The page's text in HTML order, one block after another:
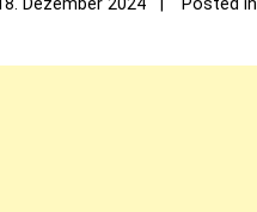
Dezember 2024 Posted in